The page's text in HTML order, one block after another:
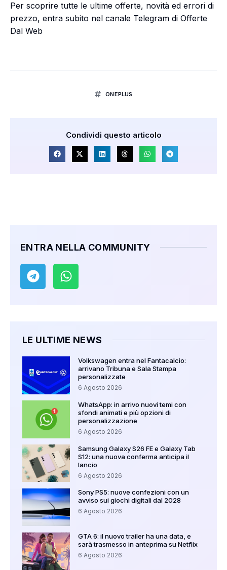
Per scoprire tutte le ultime offerte, novità ed errori di
prezzo, entra subito nel canale Telegram di Offerte
Dal Web
ONEPLUS
Condividi questo articolo
ENTRA NELLA COMMUNITY
LE ULTIME NEWS
Volkswagen entra nel Fantacalcio:
arrivano Tribuna e Sala Stampa
personalizzate
6 Agosto 2026
WhatsApp: in arrivo nuovi temi con
sfondi animati e più opzioni di
personalizzazione
6 Agosto 2026
Samsung Galaxy S26 FE e Galaxy Tab
S12: una nuova conferma anticipa il
lancio
6 Agosto 2026
Sony PS5: nuove confezioni con un
avviso sui giochi digitali dal 2028
6 Agosto 2026
GTA 6: il nuovo trailer ha una data, e
sarà trasmesso in anteprima su Netflix
6 Agosto 2026